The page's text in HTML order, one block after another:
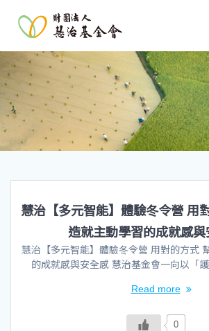
慧治【多元智能】體驗冬令營 用
造就主動學習的成就感與
慧治【多元智能】體驗冬令營 用對的方式
的成就感與安全感 慧治基金會一向以「
Read more
0